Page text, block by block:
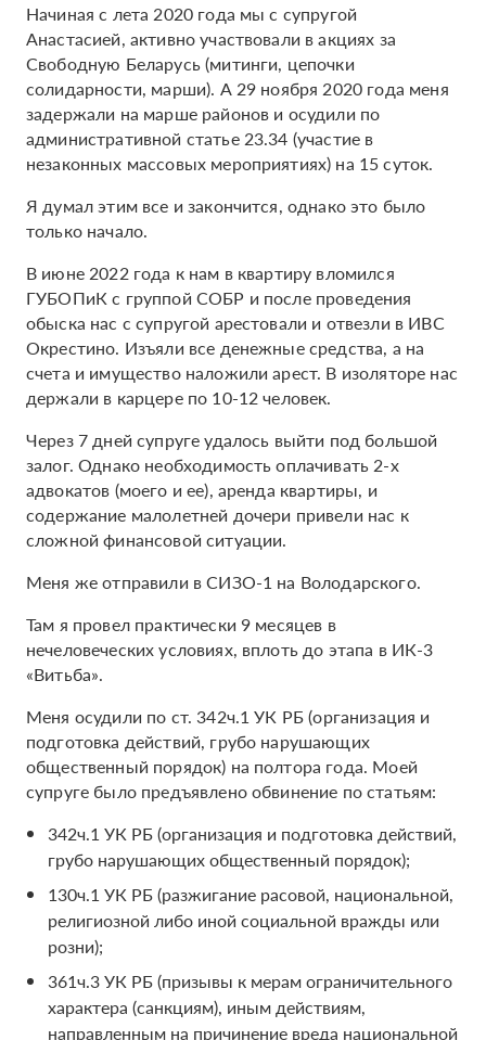
Начиная с лета 2020 года мы с супругой
Анастасией, активно участвовали в акциях за
Свободную Беларусь (митинги, цепочки
солидарности, марши). А 29 ноября 2020 года меня
задержали на марше районов и осудили по
административной статье 23.34 (участие в
незаконных массовых мероприятиях) на 15 суток.
Я думал этим все и закончится, однако это было
только начало.
В июне 2022 года к нам в квартиру вломился
ГУБОПиК с группой СОБР и после проведения
обыска нас с супругой арестовали и отвезли в ИВС
Окрестино. Изъяли все денежные средства, а на
счета и имущество наложили арест. В изоляторе нас
держали в карцере по 10-12 человек.
Через 7 дней супруге удалось выйти под большой
залог. Однако необходимость оплачивать 2-х
адвокатов (моего и ее), аренда квартиры, и
содержание малолетней дочери привели нас к
сложной финансовой ситуации.
Меня же отправили в СИЗО-1 на Володарского.
Там я провел практически 9 месяцев в
нечеловеческих условиях, вплоть до этапа в ИК-3
«Витьба».
Меня осудили по ст. 342ч.1 УК РБ (организация и
подготовка действий, грубо нарушающих
общественный порядок) на полтора года. Моей
супруге было предъявлено обвинение по статьям:
342ч.1 УК РБ (организация и подготовка действий,
грубо нарушающих общественный порядок);
130ч.1 УК РБ (разжигание расовой, национальной,
религиозной либо иной социальной вражды или
розни);
361ч.3 УК РБ (призывы к мерам ограничительного
характера (санкциям), иным действиям,
направленным на причинение вреда национальной